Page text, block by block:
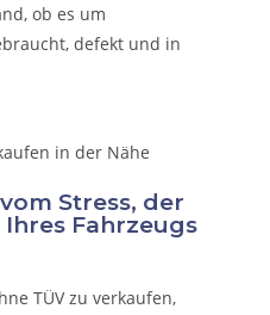
ob es um
defekt und in
Stress, der
Fahrzeugs
TÜV zu verkaufen,